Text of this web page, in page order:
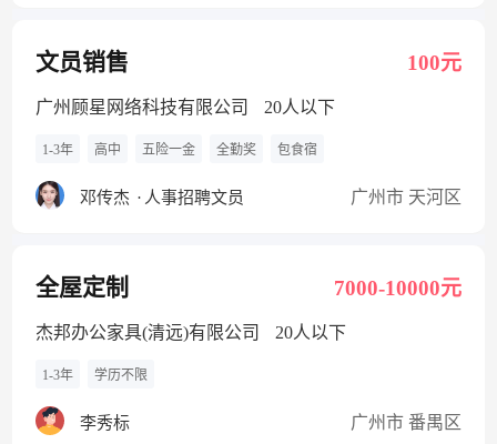
文员销售 100元
广州顾星网络科技有限公司 20人以下
1-3年 高中 五险一金 全勤奖 包食宿
邓传杰 · 人事招聘文员 广州市 天河区
全屋定制 7000-10000元
杰邦办公家具(清远)有限公司 20人以下
1-3年 学历不限
李秀标 广州市 番禺区